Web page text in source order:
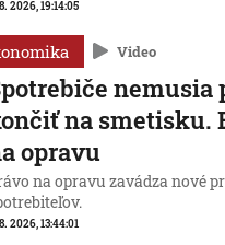
2026, 19:14:05
Video
nemusia
na smetisku.
opravu
na opravu zavádza nové
2026, 13:44:01